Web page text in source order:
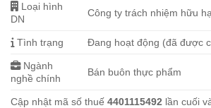
Loại hình
DN
Công ty trách nhiệm hữu
Tình trạng Đang hoạt động (đã được
Ngành
nghề chính
Bán buôn thực phẩm
Cập nhật mã số thuế 4401115492 lần cuối